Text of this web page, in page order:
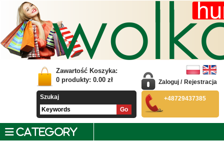
Zawartość Koszyka:
0 produkty: 0.00 zł
Szukaj
Zaloguj / Rejestracja
+48729437385
CATEGORY